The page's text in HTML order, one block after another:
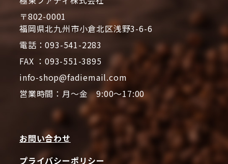
〒802-0001
福岡県北九州市小倉北区浅野3-6-6
電話：093-541-2283
FAX ：093-551-3895
info-shop@fadiemail.com
営業時間：月～金 9:00～17:00
お問い合わせ
プライバシーポリシー